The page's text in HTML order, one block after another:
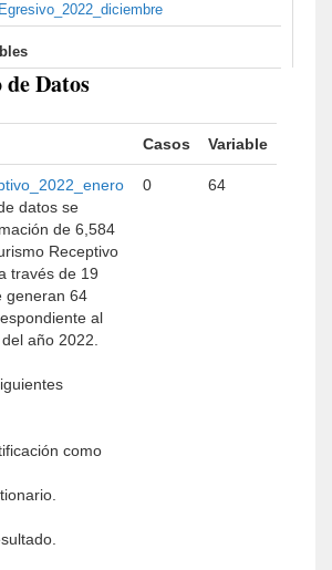
Datos
Casos Variable
datos se
de 6,584
Receptivo
través de 19
generan 64
al
año 2022.
como
0 64